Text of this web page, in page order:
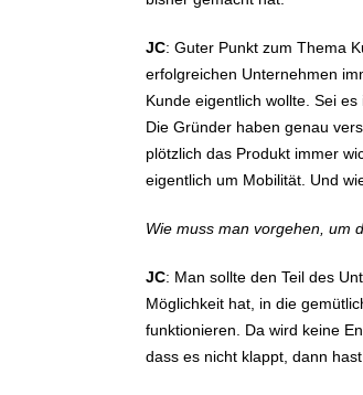
JC: Guter Punkt zum Thema
erfolgreichen Unternehmen
Kunde eigentlich wollte. Sei
Die Gründer haben genau
plötzlich das Produkt immer
eigentlich um Mobilität. Und
Wie muss man vorgehen, um
JC: Man sollte den Teil des
Möglichkeit hat, in die
funktionieren. Da wird keine
dass es nicht klappt, dann